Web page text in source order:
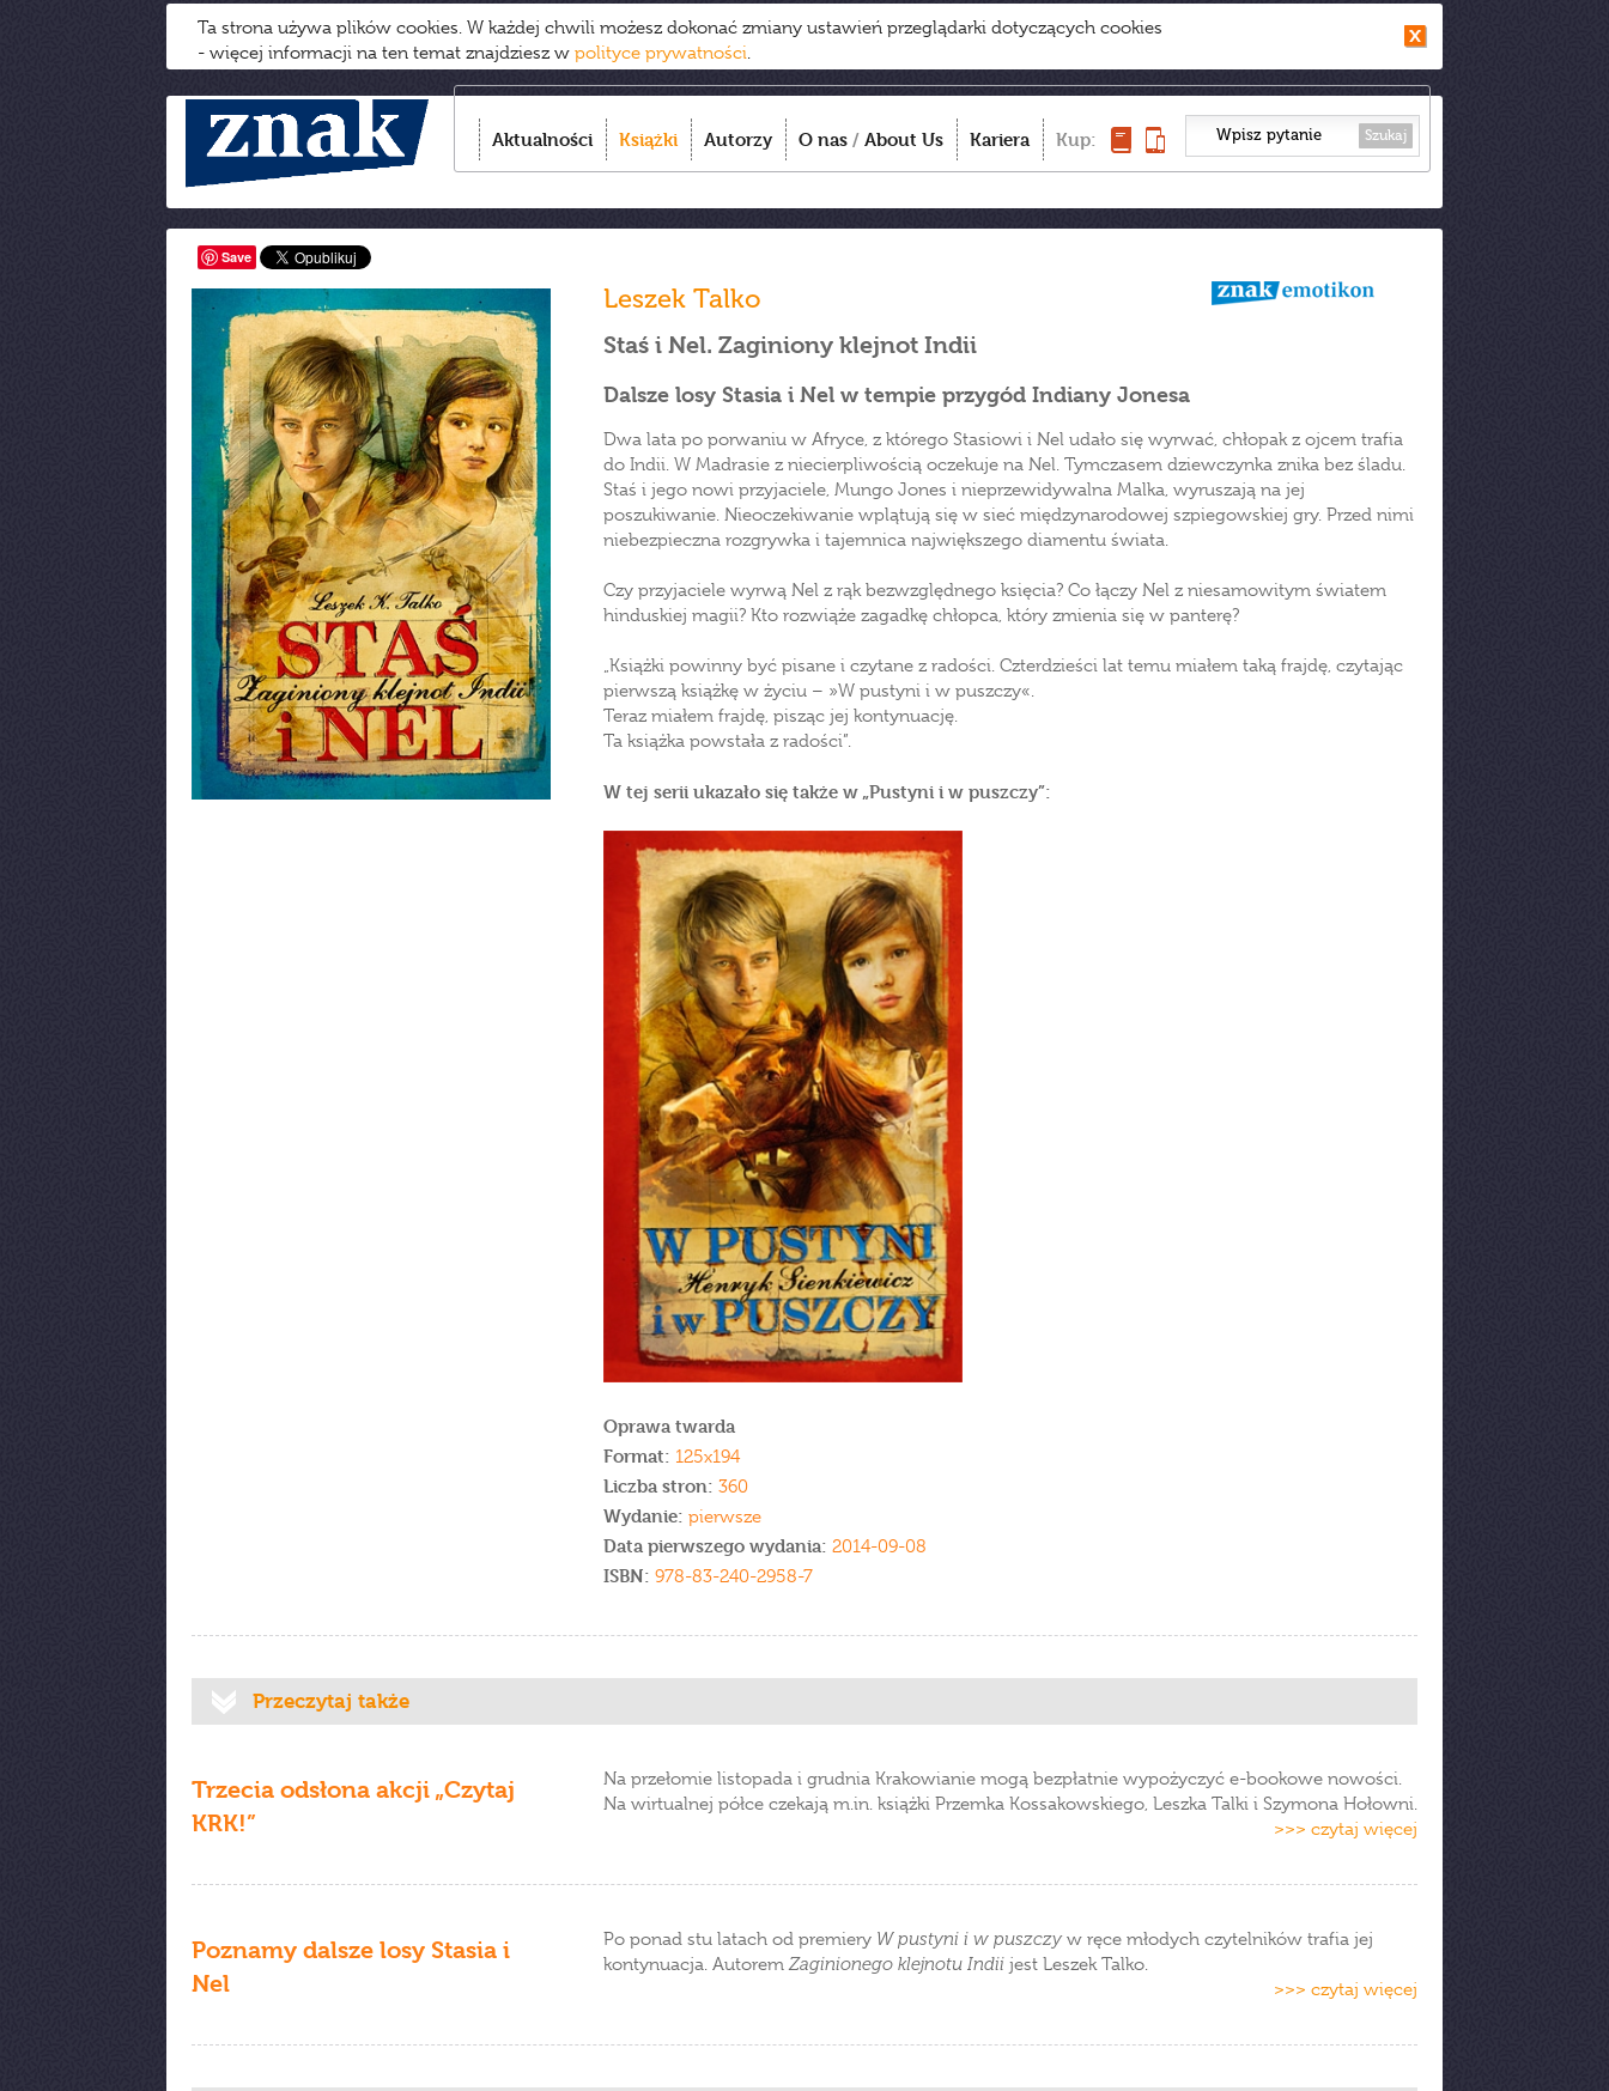
Ta strona używa plików cookies. W każdej chwili możesz dokonać zmiany ustawień przeglądarki dotyczących cookies
- więcej informacji na ten temat znajdziesz w polityce prywatności.
Aktualności Książki Autorzy O nas / About Us Kariera Kup: Szukaj
Save
Leszek Talko
Staś i Nel. Zaginiony klejnot Indii
Dalsze losy Stasia i Nel w tempie przygód Indiany Jonesa
Dwa lata po porwaniu w Afryce, z którego Stasiowi i Nel udało się wyrwać, chłopak z ojcem trafia
do Indii. W Madrasie z niecierpliwością oczekuje na Nel. Tymczasem dziewczynka znika bez śladu.
Staś i jego nowi przyjaciele, Mungo Jones i nieprzewidywalna Malka, wyruszają na jej
poszukiwanie. Nieoczekiwanie wplątują się w sieć międzynarodowej szpiegowskiej gry. Przed nimi
niebezpieczna rozgrywka i tajemnica największego diamentu świata.
Czy przyjaciele wyrwą Nel z rąk bezwzględnego księcia? Co łączy Nel z niesamowitym światem
hinduskiej magii? Kto rozwiąże zagadkę chłopca, który zmienia się w panterę?
„Książki powinny być pisane i czytane z radości. Czterdzieści lat temu miałem taką frajdę, czytając
pierwszą książkę w życiu – »W pustyni i w puszczy«.
Teraz miałem frajdę, pisząc jej kontynuację.
Ta książka powstała z radości”.
W tej serii ukazało się także w „Pustyni i w puszczy”:
Oprawa twarda
Format: 125x194
Liczba stron: 360
Wydanie: pierwsze
Data pierwszego wydania: 2014-09-08
ISBN: 978-83-240-2958-7
Przeczytaj także
Trzecia odsłona akcji „Czytaj
KRK!”
Na przełomie listopada i grudnia Krakowianie mogą bezpłatnie wypożyczyć e-bookowe nowości.
Na wirtualnej półce czekają m.in. książki Przemka Kossakowskiego, Leszka Talki i Szymona Hołowni.
>>> czytaj więcej
Poznamy dalsze losy Stasia i
Nel
Po ponad stu latach od premiery W pustyni i w puszczyw ręce młodych czytelników trafia jej
kontynuacja. AutoremZaginionego klejnotu Indii jest Leszek Talko.
>>> czytaj więcej